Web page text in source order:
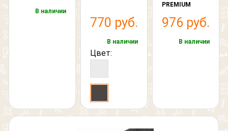
В наличии
770 руб.
В наличии
Цвет:
PREMIUM
976 руб.
В наличии